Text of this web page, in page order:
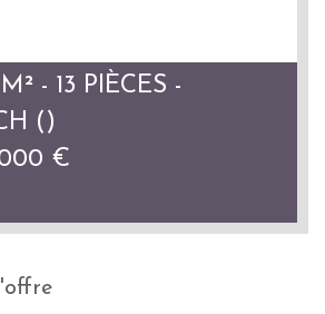
- 13 PIÈCES -
()
€